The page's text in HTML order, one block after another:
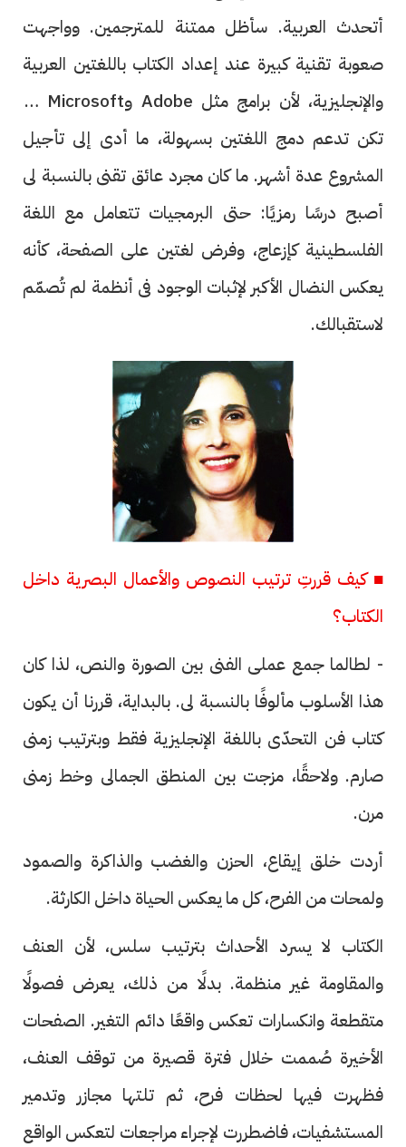
أتحدث العربية. سأظل ممتنة للمترجمين. وواجهت
صعوبة تقنية كبيرة عند إعداد الكتاب باللغتين العربية
والإنجليزية، لأن برامج مثل Adobe وMicrosoft لم
تكن تدعم دمج اللغتين بسهولة، ما أدى إلى تأجيل
المشروع عدة أشهر. ما كان مجرد عائق تقنى بالنسبة لى
أصبح درسًا رمزيًا: حتى البرمجيات تتعامل مع اللغة
الفلسطينية كإزعاج، وفرض لغتين على الصفحة، كأنه
يعكس النضال الأكبر لإثبات الوجود فى أنظمة لم تُصمّم
لاستقبالك.
■ كيف قررتِ ترتيب النصوص والأعمال البصرية داخل
الكتاب؟
- لطالما جمع عملى الفنى بين الصورة والنص، لذا كان
هذا الأسلوب مألوفًا بالنسبة لى. بالبداية، قررنا أن يكون
كتاب فن التحدّى باللغة الإنجليزية فقط وبترتيب زمنى
صارم. ولاحقًا، مزجت بين المنطق الجمالى وخط زمنى
مرن.
أردت خلق إيقاع، الحزن والغضب والذاكرة والصمود
ولمحات من الفرح، كل ما يعكس الحياة داخل الكارثة.
الكتاب لا يسرد الأحداث بترتيب سلس، لأن العنف
والمقاومة غير منظمة. بدلًا من ذلك، يعرض فصولًا
متقطعة وانكسارات تعكس واقعًا دائم التغير. الصفحات
الأخيرة صُممت خلال فترة قصيرة من توقف العنف،
فظهرت فيها لحظات فرح، ثم تلتها مجازر وتدمير
المستشفيات، فاضطررت لإجراء مراجعات لتعكس الواقع